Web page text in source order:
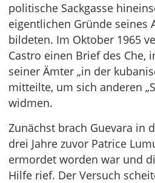
politische Sackgasse
eigentlichen Gründe seines
bildeten. Im Oktober 1965
Castro einen Brief des Che,
seiner Ämter „in der
mitteilte, um sich anderen
widmen.
Zunächst brach Guevara in
drei Jahre zuvor Patrice
ermordet worden war und
Hilfe rief. Der Versuch